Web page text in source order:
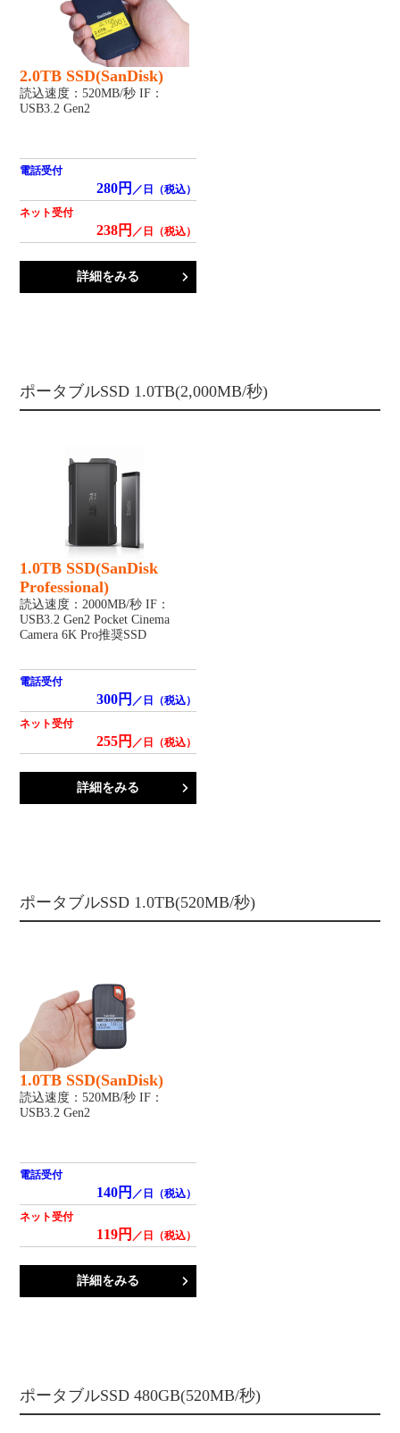
2.0TB SSD(SanDisk)
読込速度：520MB/秒 IF：
USB3.2 Gen2
電話受付
280円 ／日（税込）
ネット受付
238円 ／日（税込）
詳細をみる
ポータブルSSD 1.0TB(2,000MB/秒)
1.0TB SSD(SanDisk
Professional)
読込速度：2000MB/秒 IF：
USB3.2 Gen2 Pocket Cinema
Camera 6K Pro推奨SSD
電話受付
300円 ／日（税込）
ネット受付
255円 ／日（税込）
詳細をみる
ポータブルSSD 1.0TB(520MB/秒)
1.0TB SSD(SanDisk)
読込速度：520MB/秒 IF：
USB3.2 Gen2
電話受付
140円 ／日（税込）
ネット受付
119円 ／日（税込）
詳細をみる
ポータブルSSD 480GB(520MB/秒)